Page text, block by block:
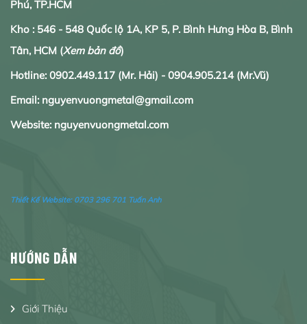
Phú, TP.HCM
Kho : 546 - 548 Quốc lộ 1A, KP 5, P. Bình Hưng Hòa B, Bình
Tân, HCM (Xem bản đồ)
Hotline: 0902.449.117 (Mr. Hải) - 0904.905.214(Mr.Vũ)
Email: nguyenvuongmetal@gmail.com
Website: nguyenvuongmetal.com
Thiết Kế Website: 0703 296 701 Tuấn Anh
HƯỚNG DẪN
Giới Thiệu